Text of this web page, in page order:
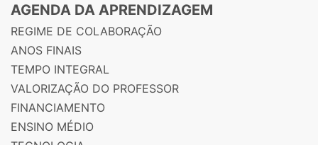
AGENDA DA APRENDIZAGEM
REGIME DE COLABORAÇÃO
ANOS FINAIS
TEMPO INTEGRAL
VALORIZAÇÃO DO PROFESSOR
FINANCIAMENTO
ENSINO MÉDIO